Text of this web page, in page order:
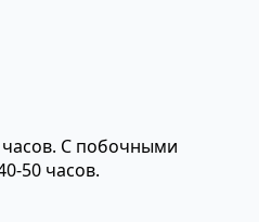
С побочными
50 часов.